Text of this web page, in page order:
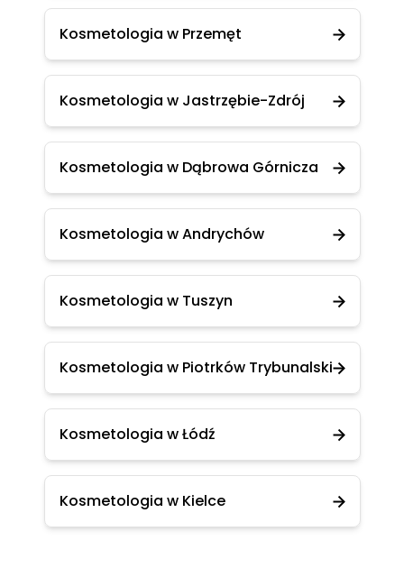
Kosmetologia w Przemęt
Kosmetologia w Jastrzębie-Zdrój
Kosmetologia w Dąbrowa Górnicza
Kosmetologia w Andrychów
Kosmetologia w Tuszyn
Kosmetologia w Piotrków Trybunalski
Kosmetologia w Łódź
Kosmetologia w Kielce